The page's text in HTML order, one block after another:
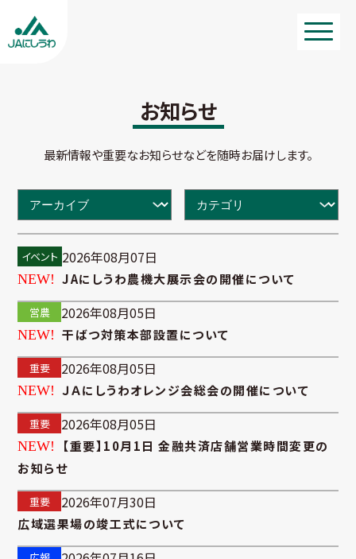
お知らせ
最新情報や重要なお知らせなどを随時お届けします。
2026年08月07日
イベント
JAにしうわ農機大展示会の開催について
2026年08月05日
営農
干ばつ対策本部設置について
2026年08月05日
重要
ＪＡにしうわオレンジ会総会の開催について
2026年08月05日
重要
【重要】10月1日 金融共済店舗営業時間変更の
お知らせ
2026年07月30日
重要
広域選果場の竣工式について